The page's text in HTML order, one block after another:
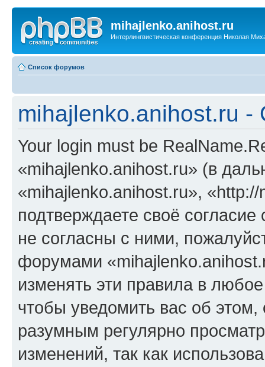
mihajlenko.anihost.ru
Интерлингвистическая конференция Николая
Список форумов
mihajlenko.anihost.ru
Your login must be
«mihajlenko.anihost.ru» (в
«mihajlenko.anihost.ru»,
подтверждаете своё
не согласны с ними,
форумами
изменять эти правила в
чтобы уведомить вас об
разумным регулярно
изменений, так как